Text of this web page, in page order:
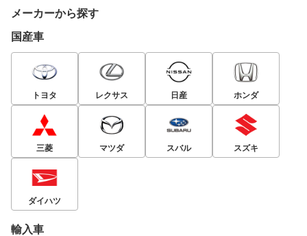
メーカーから探す
国産車
トヨタ レクサス 日産 ホンダ
三菱 マツダ スバル スズキ
ダイハツ
輸入車